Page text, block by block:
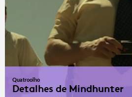
Quatroolho
Detalhes de Mindhunter